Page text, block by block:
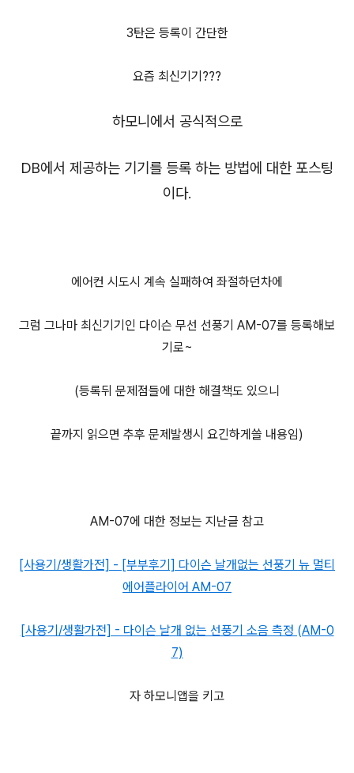
3탄은 등록이 간단한
요즘 최신기기???
하모니에서 공식적으로
DB에서 제공하는 기기를 등록 하는 방법에 대한 포스팅
이다.
에어컨 시도시 계속 실패하여 좌절하던차에
그럼 그나마 최신기기인 다이슨 무선 선풍기 AM-07를 등록해보
기로~
(등록뒤 문제점들에 대한 해결책도 있으니
끝까지 읽으면 추후 문제발생시 요긴하게쓸 내용임)
AM-07에 대한 정보는 지난글 참고
[사용기/생활가전] - [부부후기] 다이슨 날개없는 선풍기 뉴 멀티
에어플라이어 AM-07
[사용기/생활가전] - 다이슨 날개 없는 선풍기 소음 측정 (AM-0
7)
자 하모니앱을 키고